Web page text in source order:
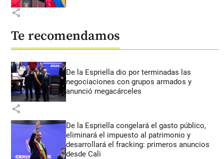
share
Te recomendamos
De la Espriella dio por terminadas las
negociaciones con grupos armados y
anunció megacárceles
share
De la Espriella congelará el gasto público,
eliminará el impuesto al patrimonio y
desarrollará el fracking: primeros anuncios
desde Cali